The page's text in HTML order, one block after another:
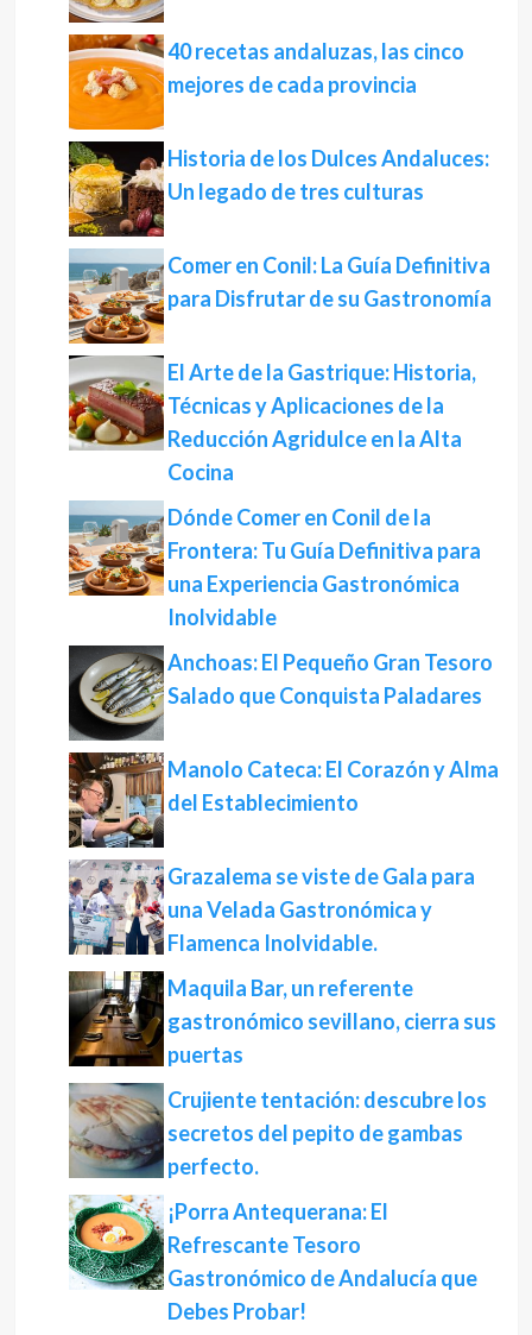
40 recetas andaluzas, las cinco
mejores de cada provincia
Historia de los Dulces Andaluces:
Un legado de tres culturas
Comer en Conil: La Guía Definitiva
para Disfrutar de su Gastronomía
El Arte de la Gastrique: Historia,
Técnicas y Aplicaciones de la
Reducción Agridulce en la Alta
Cocina
Dónde Comer en Conil de la
Frontera: Tu Guía Definitiva para
una Experiencia Gastronómica
Inolvidable
Anchoas: El Pequeño Gran Tesoro
Salado que Conquista Paladares
Manolo Cateca: El Corazón y Alma
del Establecimiento
Grazalema se viste de Gala para
una Velada Gastronómica y
Flamenca Inolvidable.
Maquila Bar, un referente
gastronómico sevillano, cierra sus
puertas
Crujiente tentación: descubre los
secretos del pepito de gambas
perfecto.
¡Porra Antequerana: El
Refrescante Tesoro
Gastronómico de Andalucía que
Debes Probar!